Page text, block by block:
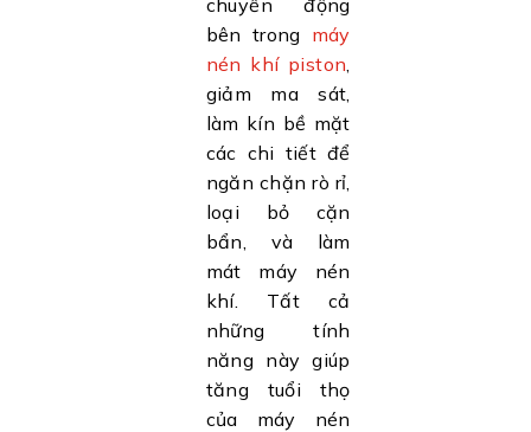
bên trong máy
nén khí piston
giảm ma sát,
làm kín bề mặt
các chi tiết để
ngăn chặn rò rỉ,
loại bỏ cặn
bẩn, và làm
mát máy nén
khí. Tất cả
những tính
năng này giúp
tăng tuổi thọ
của máy nén